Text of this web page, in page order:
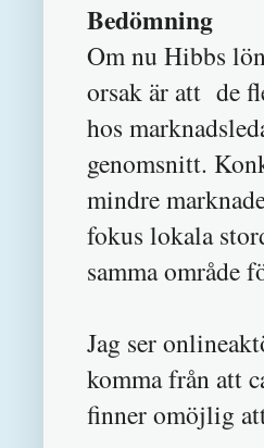
Bedömning
Om nu Hibbs
orsak är att de
hos
genomsnitt.
mindre
fokus lokala
samma område
Jag ser
komma från att
finner omöjlig